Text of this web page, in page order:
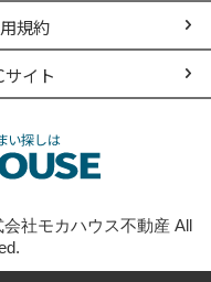
規約
サイト
社モカハウス不動産 All